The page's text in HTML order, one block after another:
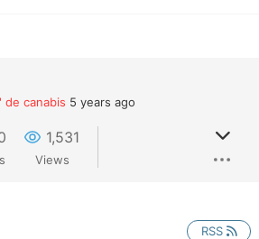
de canabis 5 years ago
1,531
Views
RSS